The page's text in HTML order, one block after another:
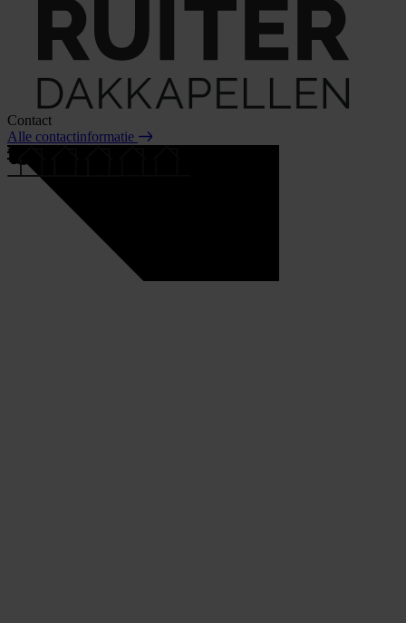
Contact
Alle contactinformatie